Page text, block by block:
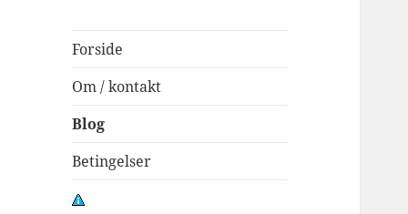
Forside
Om / kontakt
Blog
Betingelser